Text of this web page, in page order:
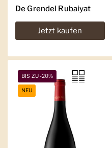
De Grendel Rubaiyat
Jetzt kaufen
BIS ZU -20%
NEU